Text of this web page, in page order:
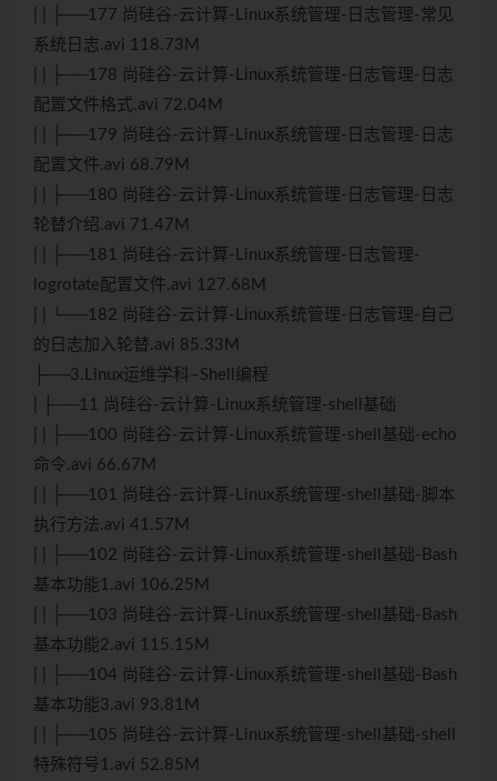
| | ├──177 尚硅谷-云计算-Linux系统管理-日志管理-常见
系统日志.avi 118.73M
| | ├──178 尚硅谷-云计算-Linux系统管理-日志管理-日志
配置文件格式.avi 72.04M
| | ├──179 尚硅谷-云计算-Linux系统管理-日志管理-日志
配置文件.avi 68.79M
| | ├──180 尚硅谷-云计算-Linux系统管理-日志管理-日志
轮替介绍.avi 71.47M
| | ├──181 尚硅谷-云计算-Linux系统管理-日志管理-
logrotate配置文件.avi 127.68M
| | └──182 尚硅谷-云计算-Linux系统管理-日志管理-自己
的日志加入轮替.avi 85.33M
├──3.Linux运维学科–Shell编程
| ├──11 尚硅谷-云计算-Linux系统管理-shell基础
| | ├──100 尚硅谷-云计算-Linux系统管理-shell基础-echo
命令.avi 66.67M
| | ├──101 尚硅谷-云计算-Linux系统管理-shell基础-脚本
执行方法.avi 41.57M
| | ├──102 尚硅谷-云计算-Linux系统管理-shell基础-Bash
基本功能1.avi 106.25M
| | ├──103 尚硅谷-云计算-Linux系统管理-shell基础-Bash
基本功能2.avi 115.15M
| | ├──104 尚硅谷-云计算-Linux系统管理-shell基础-Bash
基本功能3.avi 93.81M
| | ├──105 尚硅谷-云计算-Linux系统管理-shell基础-shell
特殊符号1.avi 52.85M